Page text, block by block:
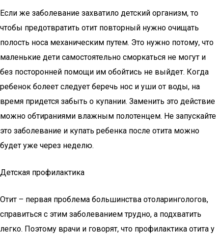
Если же заболевание захватило детский организм, то
чтобы предотвратить отит повторный нужно очищать
полость носа механическим путем. Это нужно потому, что
маленькие дети самостоятельно сморкаться не могут и
без посторонней помощи им обойтись не выйдет. Когда
ребенок болеет следует беречь нос и уши от воды, на
время придется забыть о купании. Заменить это действие
можно обтираниями влажным полотенцем. Не запускайте
это заболевание и купать ребенка после отита можно
будет уже через неделю.
Детская профилактика
Отит – первая проблема большинства отоларингологов,
справиться с этим заболеванием трудно, а подхватить
легко. Поэтому врачи и говорят, что профилактика отита у